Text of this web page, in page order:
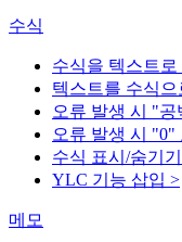
수식
수식을 텍스트로
텍스트를 수식으
오류 발생 시 "공
오류 발생 시 "0"
수식 표시/숨기기
YLC 기능 삽입 >
메모